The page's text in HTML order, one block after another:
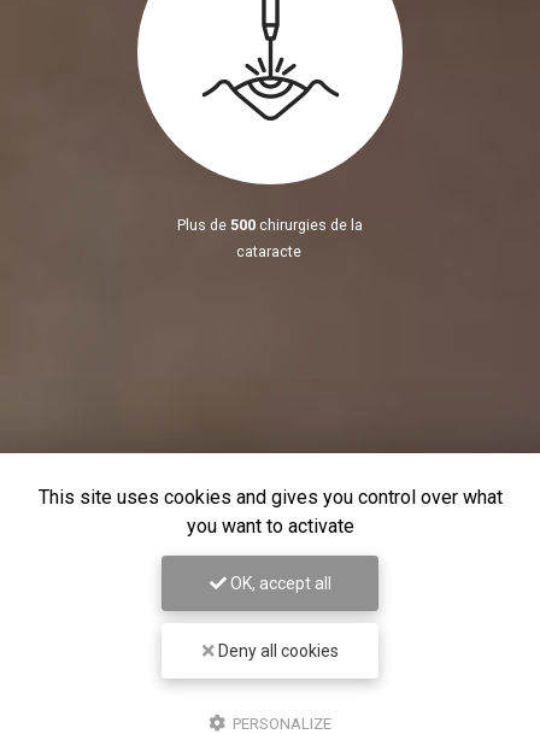
Plus de 500 chirurgies de la
cataracte
This site uses cookies and gives you control over what
you want to activate
OK, accept all
Deny all cookies
PERSONALIZE